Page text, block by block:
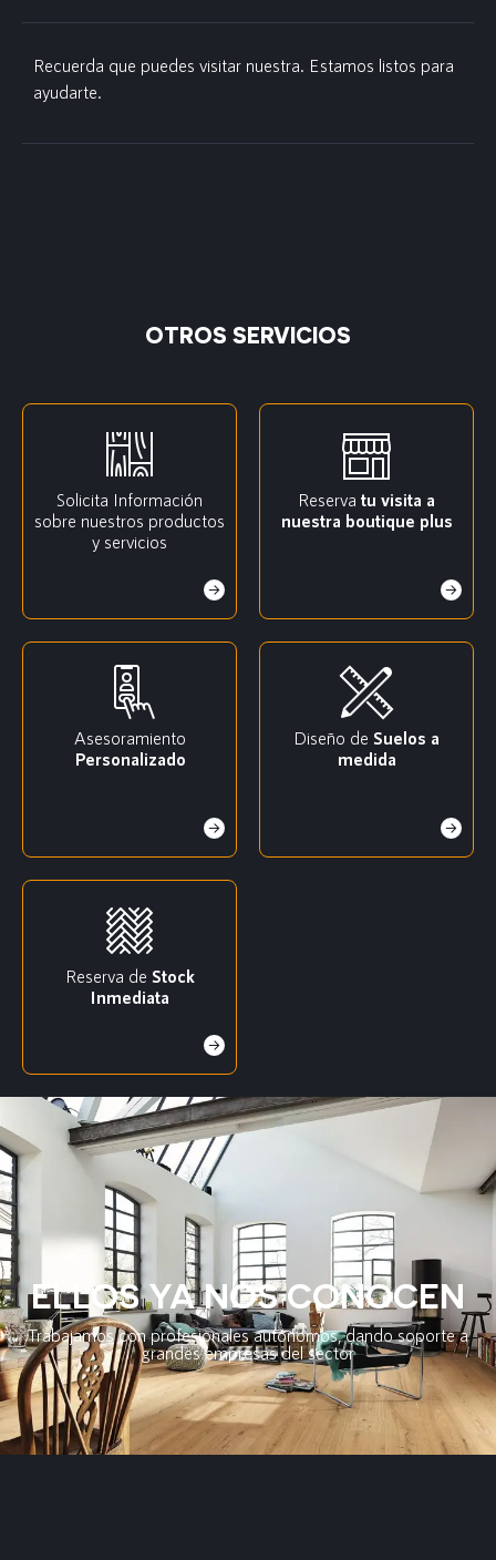
Recuerda que puedes visitar nuestra. Estamos listos para
ayudarte.
OTROS SERVICIOS
Solicita Información
sobre nuestros productos
y servicios
Reserva tu visita a
nuestra boutique plus
Asesoramiento
Personalizado
Diseño de Suelos a
medida
Reserva de Stock
Inmediata
ELLOS YA NOS CONOCEN
Trabajamos con profesionales autónomos, dando soporte a
grandes empresas del sector